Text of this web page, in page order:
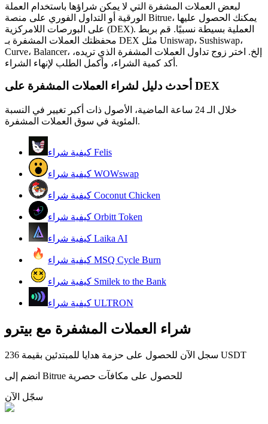
كن متداول نسخ
استمتع بتقاسم الأرباح وعمولات نسخ التداول
معلومة
تحليل البيانات الضخمة بما في ذلك المعلومات التجارية، وما
لبعض العملات المشفرة التي لا يمكن شراؤها باستخدام العملة
الورقية أو التداول الفوري على منصة Bitrue، يمكنك الحصول عليها
على البورصات اللامركزية (DEX). العملية بسيطة نسبيًا. قم بربط
محفظتك العملات المشفرة بـ DEX مثل Uniswap، Sushiswap،
Curve، Balancer، إلخ. اختر زوج تداول العملات المشفرة الذي تريده،
أكد كمية الشراء، وأكمل الطلب لإنهاء الشراء.
أحدث دليل لشراء العملات المشفرة على DEX
خلال الـ 24 ساعة الماضية، الأصول ذات أكبر تغيير في النسبة
المئوية في سوق العملات المشفرة.
كيفية شراء Felis
كيفية شراء WOWswap
كيفية شراء Coconut Chicken
كيفية شراء Orbitt Token
كيفية شراء Laika AI
كيفية شراء MSQ Cycle Burn
كيفية شراء Smilek to the Bank
كيفية شراء ULTRON
شراء العملات المشفرة مع بيترو
سجل الآن للحصول على حزمة هدايا للمبتدئين بقيمة 236 USDT
انضم إلى Bitrue للحصول على مكافآت حصرية
سجّل الآن